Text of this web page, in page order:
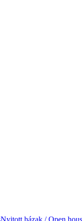
Nyitott házak / Open